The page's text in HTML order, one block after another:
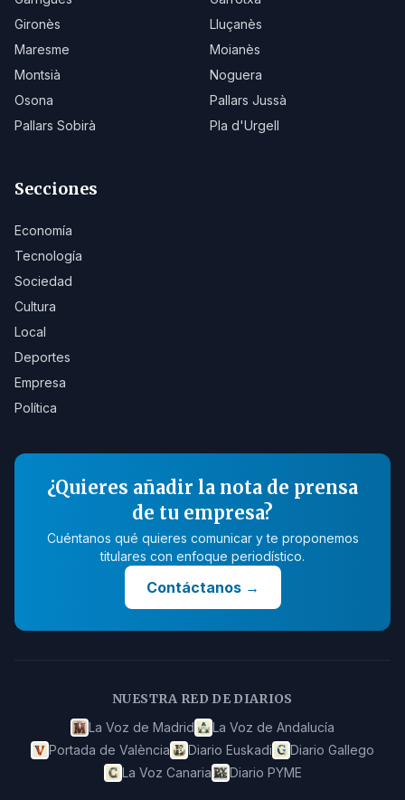
Gironès
Lluçanès
Maresme
Moianès
Montsià
Noguera
Osona
Pallars Jussà
Pallars Sobirà
Pla d'Urgell
Secciones
Economía
Tecnología
Sociedad
Cultura
Local
Deportes
Empresa
Política
¿Quieres añadir la nota de prensa
de tu empresa?
Cuéntanos qué quieres comunicar y te proponemos
titulares con enfoque periodístico.
Contáctanos→
NUESTRA RED DE DIARIOS
La Voz de Madrid
La Voz de Andalucía
Portada de València
Diario Euskadi
Diario Gallego
La Voz Canaria
Diario PYME